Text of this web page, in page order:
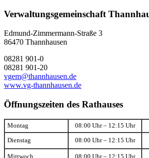
Verwaltungsgemeinschaft
Edmund-Zimmermann-Straße 3
86470 Thannhausen
08281 901-0
08281 901-20
vgem@thannhausen.de
www.vg-thannhausen.de
Öffnungszeiten des Rathauses
Montag 08:00 Uhr – 12:15 Uhr
Dienstag 08:00 Uhr – 12:15 Uhr